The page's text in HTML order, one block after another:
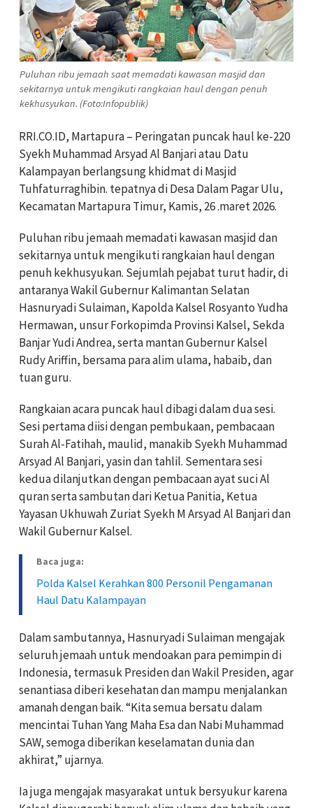
Puluhan ribu jemaah saat memadati kawasan masjid dan
sekitarnya untuk mengikuti rangkaian haul dengan penuh
kekhusyukan. (Foto:Infopublik)
RRI.CO.ID, Martapura – Peringatan puncak haul ke-220
Syekh Muhammad Arsyad Al Banjari atau Datu
Kalampayan berlangsung khidmat di Masjid
Tuhfaturraghibin. tepatnya di Desa Dalam Pagar Ulu,
Kecamatan Martapura Timur, Kamis, 26 .maret 2026.
Puluhan ribu jemaah memadati kawasan masjid dan
sekitarnya untuk mengikuti rangkaian haul dengan
penuh kekhusyukan. Sejumlah pejabat turut hadir, di
antaranya Wakil Gubernur Kalimantan Selatan
Hasnuryadi Sulaiman, Kapolda Kalsel Rosyanto Yudha
Hermawan, unsur Forkopimda Provinsi Kalsel, Sekda
Banjar Yudi Andrea, serta mantan Gubernur Kalsel
Rudy Ariffin, bersama para alim ulama, habaib, dan
tuan guru.
Rangkaian acara puncak haul dibagi dalam dua sesi.
Sesi pertama diisi dengan pembukaan, pembacaan
Surah Al-Fatihah, maulid, manakib Syekh Muhammad
Arsyad Al Banjari, yasin dan tahlil. Sementara sesi
kedua dilanjutkan dengan pembacaan ayat suci Al
quran serta sambutan dari Ketua Panitia, Ketua
Yayasan Ukhuwah Zuriat Syekh M Arsyad Al Banjari dan
Wakil Gubernur Kalsel.
Baca juga:
Polda Kalsel Kerahkan 800 Personil Pengamanan
Haul Datu Kalampayan
Dalam sambutannya, Hasnuryadi Sulaiman mengajak
seluruh jemaah untuk mendoakan para pemimpin di
Indonesia, termasuk Presiden dan Wakil Presiden, agar
senantiasa diberi kesehatan dan mampu menjalankan
amanah dengan baik. “Kita semua bersatu dalam
mencintai Tuhan Yang Maha Esa dan Nabi Muhammad
SAW, semoga diberikan keselamatan dunia dan
akhirat,” ujarnya.
Ia juga mengajak masyarakat untuk bersyukur karena